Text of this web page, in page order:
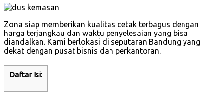
Zona siap memberikan kualitas cetak terbagus dengan
harga terjangkau dan waktu penyelesaian yang bisa
diandalkan. Kami berlokasi di seputaran Bandung yang
dekat dengan pusat bisnis dan perkantoran.
Daftar Isi: